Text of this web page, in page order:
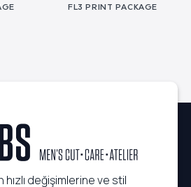
FL3 PRINT PACKAGE
hızlı değişimlerine ve stil